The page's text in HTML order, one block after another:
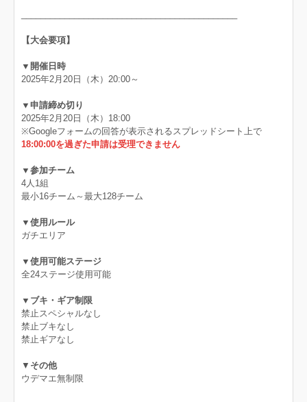
【大会要項】
▼開催日時
2025年2月20日（木）20:00～
▼申請締め切り
2025年2月20日（木）18:00
※Googleフォームの回答が表示されるスプレッドシート上で
18:00:00を過ぎた申請は受理できません
▼参加チーム
4人1組
最小16チーム～最大128チーム
▼使用ルール
ガチエリア
▼使用可能ステージ
全24ステージ使用可能
▼ブキ・ギア制限
禁止スペシャルなし
禁止ブキなし
禁止ギアなし
▼ その他
ウデマエ無制限